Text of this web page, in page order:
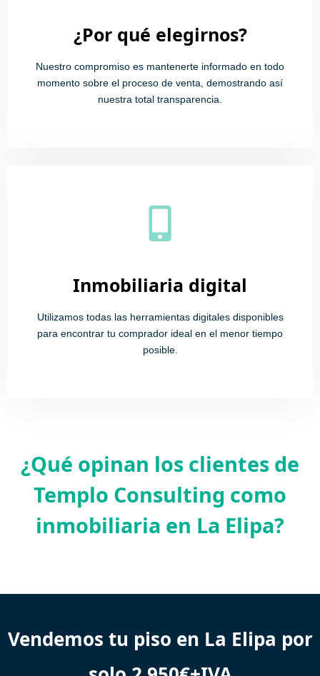
¿Por qué elegirnos?
Nuestro compromiso es mantenerte informado en todo
momento sobre el proceso de venta, demostrando así
nuestra total transparencia.
Inmobiliaria digital
Utilizamos todas las herramientas digitales disponibles
para encontrar tu comprador ideal en el menor tiempo
posible.
¿Qué opinan los clientes de
Templo Consulting como
inmobiliaria en La Elipa?
Vendemos tu piso en La Elipa por